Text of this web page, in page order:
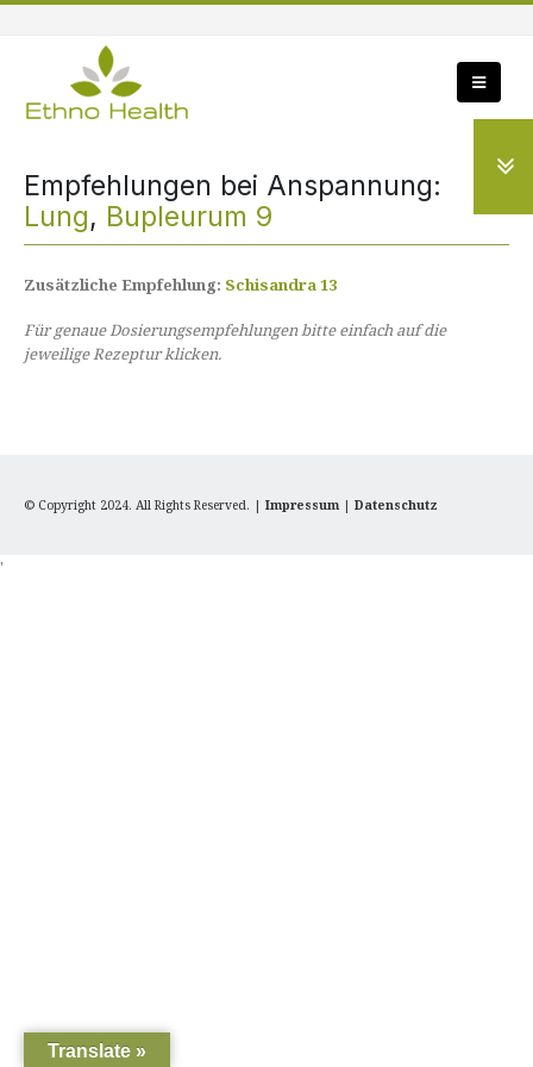
Empfehlungen bei Anspannung:
Lung, Bupleurum 9
Zusätzliche Empfehlung: Schisandra 13
Für genaue Dosierungsempfehlungen bitte einfach auf die
jeweilige Rezeptur klicken.
© Copyright 2024. All Rights Reserved. | Impressum | Datenschutz
'
Translate »